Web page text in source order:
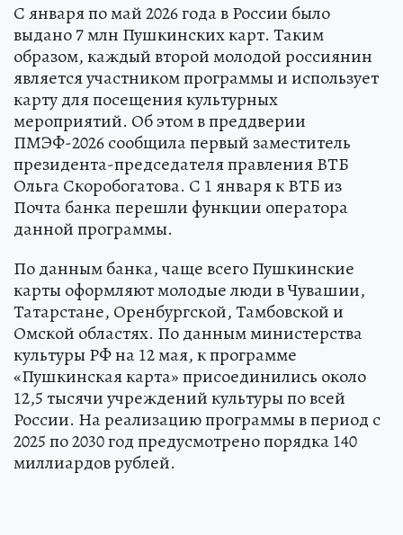
С января по май 2026 года в России было
выдано 7 млн Пушкинских карт. Таким
образом, каждый второй молодой россиянин
является участником программы и использует
карту для посещения культурных
мероприятий. Об этом в преддверии
ПМЭФ-2026 сообщила первый заместитель
президента-председателя правления ВТБ
Ольга Скоробогатова. С 1 января к ВТБ из
Почта банка перешли функции оператора
данной программы.
По данным банка, чаще всего Пушкинские
карты оформляют молодые люди в Чувашии,
Татарстане, Оренбургской, Тамбовской и
Омской областях. По данным министерства
культуры РФ на 12 мая, к программе
«Пушкинская карта» присоединились около
12,5 тысячи учреждений культуры по всей
России. На реализацию программы в период с
2025 по 2030 год предусмотрено порядка 140
миллиардов рублей.